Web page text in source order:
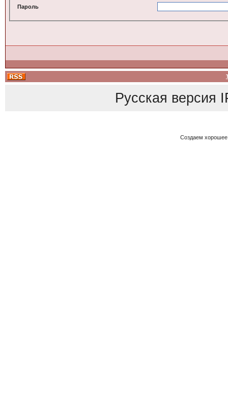
Пароль
Русская версия
Создаем